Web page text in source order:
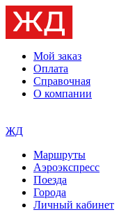
Мой заказ
Оплата
Справочная
О компании
ЖД
Маршруты
Аэроэкспресс
Поезда
Города
Личный кабинет